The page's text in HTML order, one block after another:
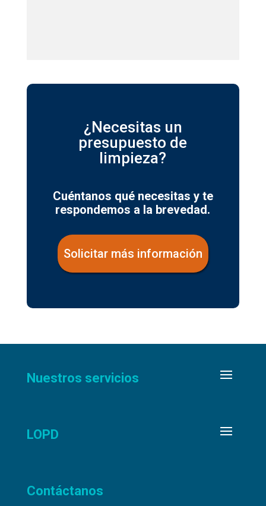
¿Necesitas un
presupuesto de
limpieza?
Cuéntanos qué necesitas y te
respondemos a la brevedad.
Solicitar más información
Nuestros servicios
LOPD
Contáctanos